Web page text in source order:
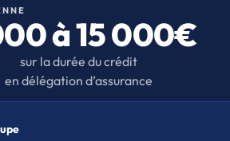
à 15 000€
sur la durée du crédit
en délégation d’assurance